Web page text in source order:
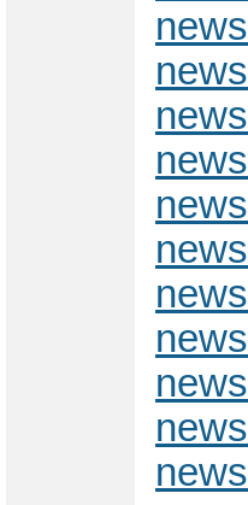
news
news
news
news
news
news
news
news
news
news
news